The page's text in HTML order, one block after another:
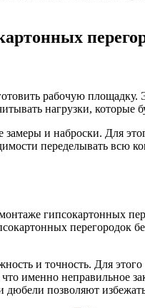
рабочую
нагрузки,
замеры и наброски. Для
переделывать всю
гипсокартонных
перегородок
и точность. Для
именно неправильное
дюбели позволяют